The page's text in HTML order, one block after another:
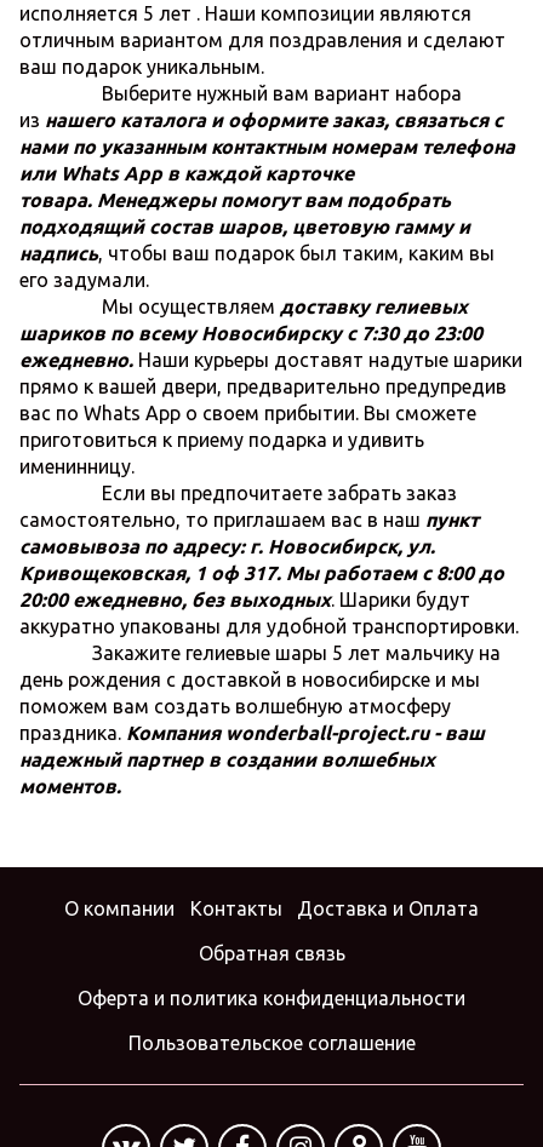
исполняется 5 лет . Наши композиции являются
отличным вариантом для поздравления и сделают
ваш подарок уникальным.
Выберите нужный вам вариант набора
из нашего каталога и оформите заказ, связаться с
нами по указанным контактным номерам телефона
или Whats App в каждой карточке
товара. Менеджеры помогут вам подобрать
подходящий состав шаров, цветовую гамму и
надпись, чтобы ваш подарок был таким, каким вы
его задумали.
Мы осуществляем доставку гелиевых
шариков по всему Новосибирску с 7:30 до 23:00
ежедневно. Наши курьеры доставят надутые шарики
прямо к вашей двери, предварительно предупредив
вас по Whats App о своем прибытии. Вы сможете
приготовиться к приему подарка и удивить
именинницу.
Если вы предпочитаете забрать заказ
самостоятельно, то приглашаем вас в наш пункт
самовывоза по адресу: г. Новосибирск, ул.
Кривощековская, 1 оф 317. Мы работаем с 8:00 до
20:00 ежедневно, без выходных. Шарики будут
аккуратно упакованы для удобной транспортировки.
Закажите гелиевые шары 5 лет мальчику на
день рождения с доставкой в новосибирске и мы
поможем вам создать волшебную атмосферу
праздника. Компания wonderball-project.ru - ваш
надежный партнер в создании волшебных
моментов.
О компании Контакты Доставка и Оплата
Обратная связь
Оферта и политика конфиденциальности
Пользовательское соглашение